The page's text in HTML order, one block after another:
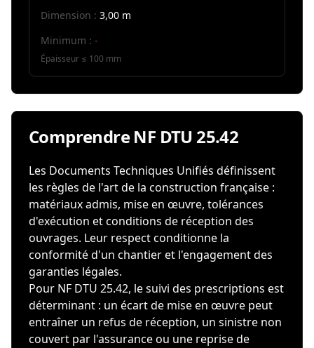
Dimension : 3,00 m
Minimum : -
Épaisseur ≤ 100 mm
Comprendre NF DTU 25.42
Les Documents Techniques Unifiés définissent
les règles de l'art de la construction française :
matériaux admis, mise en œuvre, tolérances
d'exécution et conditions de réception des
ouvrages. Leur respect conditionne la
conformité d'un chantier et l'engagement des
garanties légales.
Pour NF DTU 25.42, le suivi des prescriptions est
déterminant : un écart de mise en œuvre peut
entraîner un refus de réception, un sinistre non
couvert par l'assurance ou une reprise de